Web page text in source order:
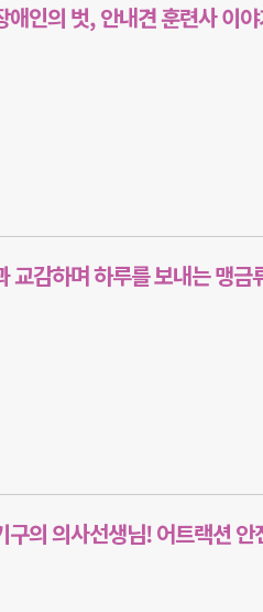
인의 벗, 안내견 훈련사 이
교감하며 하루를 보내는 맹금
의 의사선생님! 어트랙션 안